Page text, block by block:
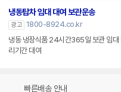
냉동탑차 임대 대여 보관운송
광고 1800-8924.co.kr
냉동 냉장식품 24시간365일 보관 임대
리기간 대여
빠른배송 안내